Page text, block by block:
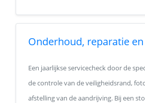
Onderhoud, reparatie
Een jaarlijkse servicecheck door de
de controle van de veiligheidsrand,
afstelling van de aandrijving. Bij een